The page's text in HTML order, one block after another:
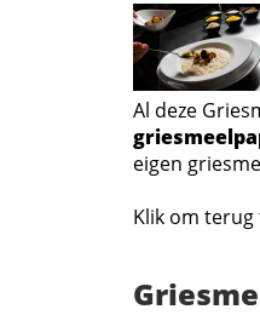
Al deze
eigen
Klik om terug